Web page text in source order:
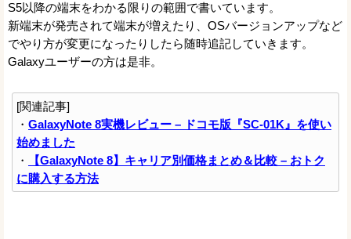
S5以降の端末をわかる限りの範囲で書いています。
新端末が発売されて端末が増えたり、OSバージョンアップなど
でやり方が変更になったりしたら随時追記していきます。
Galaxyユーザーの方は是非。
[関連記事]
・ GalaxyNote 8実機レビュー – ドコモ版『SC-01K』を使い
始めました
・
【GalaxyNote 8】キャリア別価格まとめ＆比較 – おトク
に購入する方法